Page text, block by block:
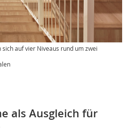
auf vier Niveaus rund um zwei
als Ausgleich für